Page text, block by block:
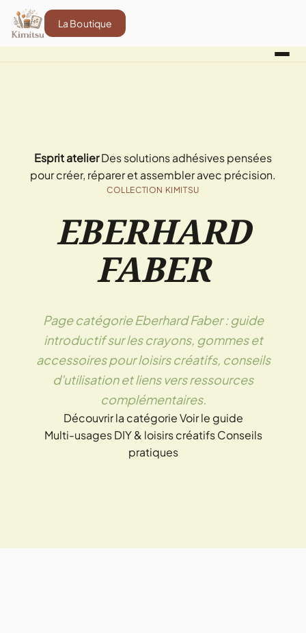
La Boutique
Esprit atelierDes solutions adhésives pensées
pour créer, réparer et assembler avec précision.
COLLECTION KIMITSU
EBERHARD
FABER
Page catégorie Eberhard Faber : guide
introductif sur les crayons, gommes et
accessoires pour loisirs créatifs, conseils
d'utilisation et liens vers ressources
complémentaires.
Découvrir la catégorieVoir le guide
Multi-usages DIY & loisirs créatifs Conseils
pratiques